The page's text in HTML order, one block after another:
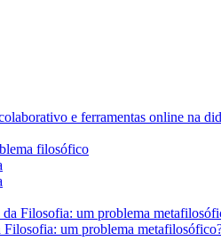
e ferramentas online na
filosófico
Filosofia: um problema
Filosofia: um problema